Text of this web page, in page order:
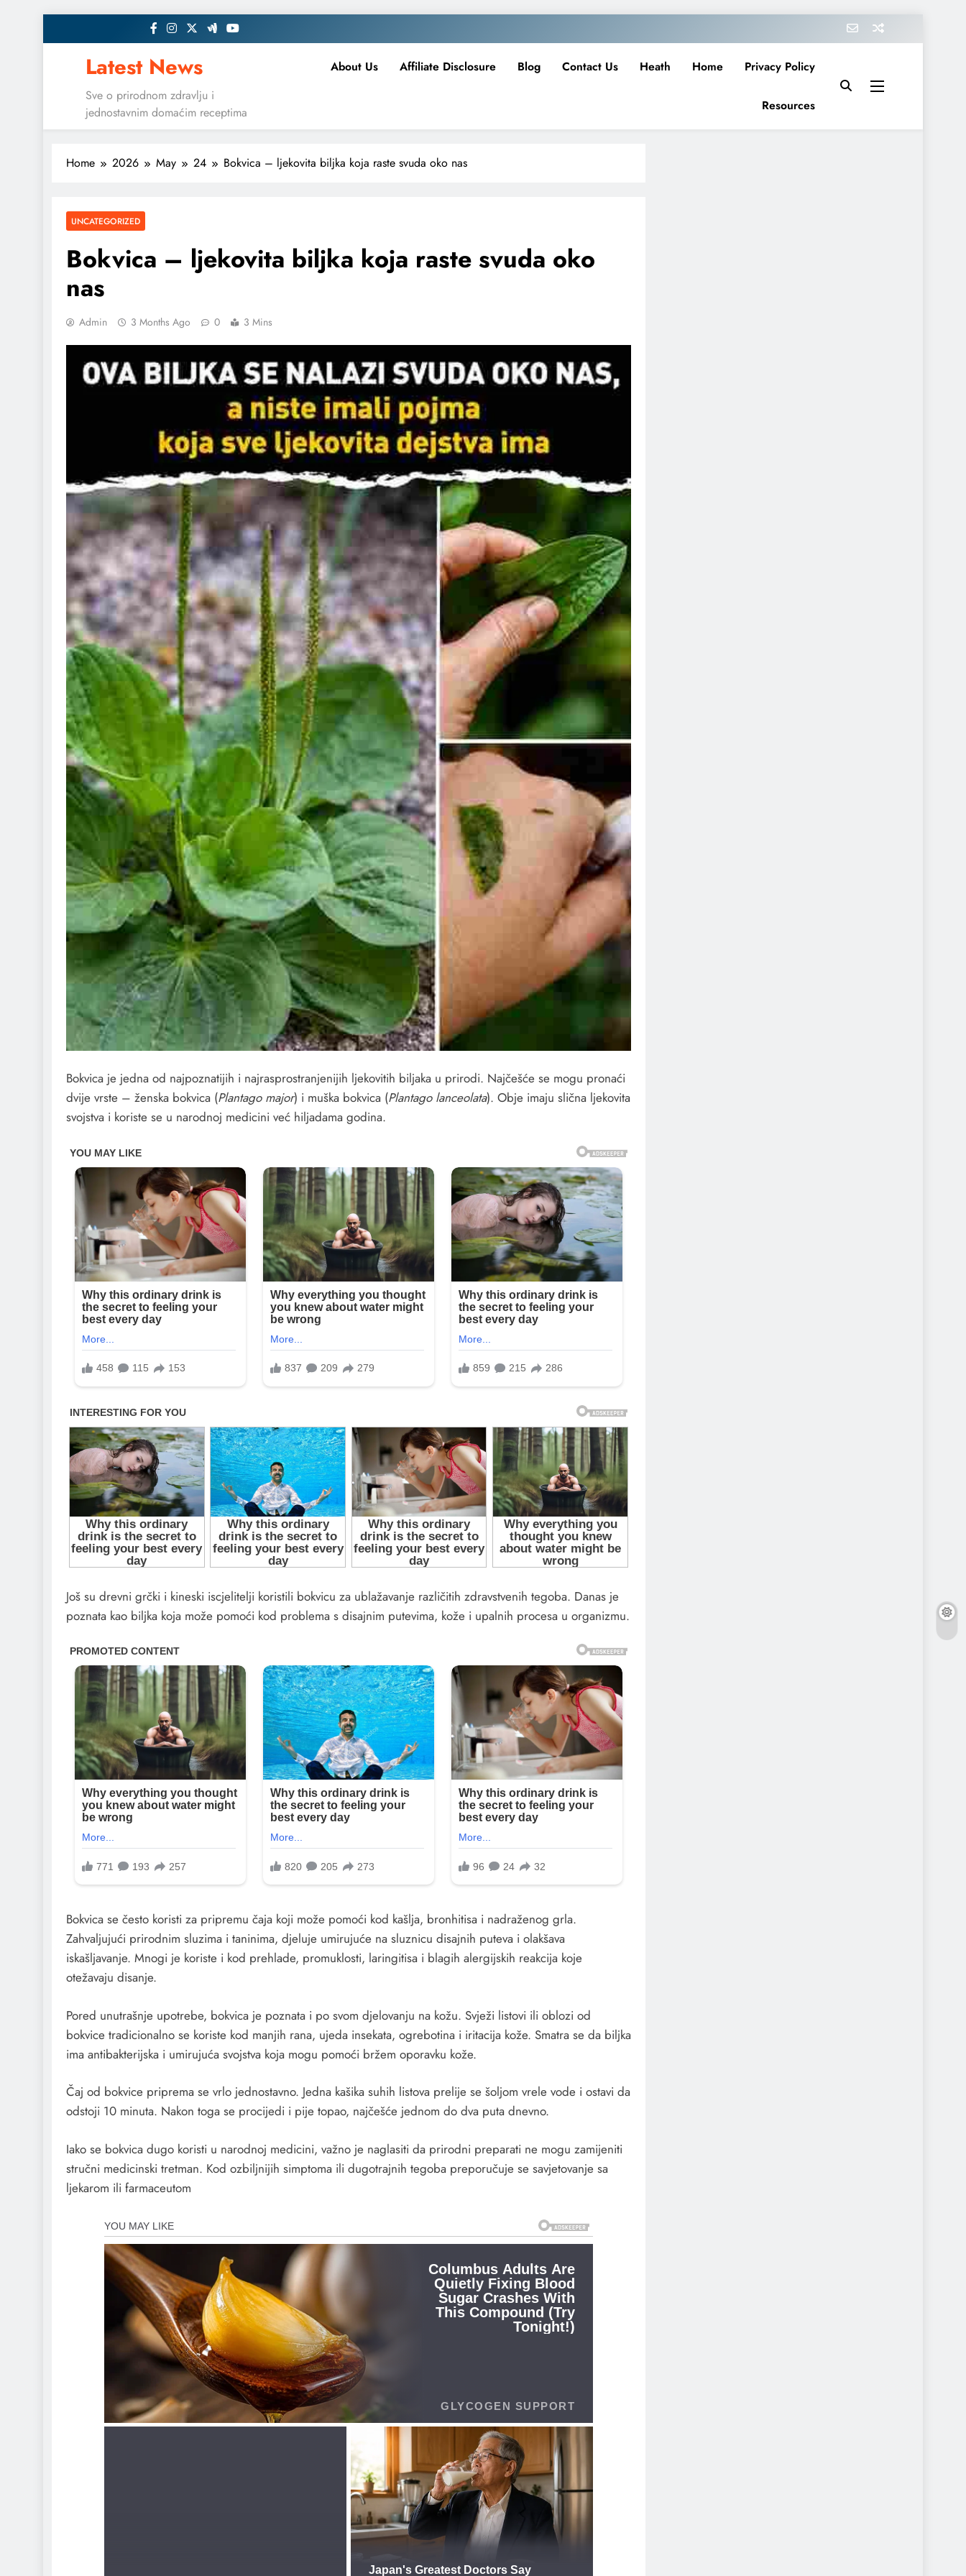
to
Latest News
Sve o prirodnom zdravlju i
jednostavnim domaćim receptima
About Us Affiliate Disclosure Blog Contact Us Heath Home Privacy Policy
Resources
Home 2026 May 24 Bokvica – ljekovita biljka koja raste svuda oko nas
UNCATEGORIZED
Bokvica – ljekovita biljka koja raste svuda oko
nas
Admin 3 Months Ago 0 3 Mins
Bokvica je jedna od najpoznatijih i najrasprostranjenijih ljekovitih biljaka u prirodi. Najčešće se mogu pronaći
dvije vrste – ženska bokvica (Plantago major) i muška bokvica (Plantago lanceolata). Obje imaju slična ljekovita
svojstva i koriste se u narodnoj medicini već hiljadama godina.
Još su drevni grčki i kineski iscjelitelji koristili bokvicu za ublažavanje različitih zdravstvenih tegoba. Danas je
poznata kao biljka koja može pomoći kod problema s disajnim putevima, kože i upalnih procesa u organizmu.
Bokvica se često koristi za pripremu čaja koji može pomoći kod kašlja, bronhitisa i nadraženog grla.
Zahvaljujući prirodnim sluzima i taninima, djeluje umirujuće na sluznicu disajnih puteva i olakšava
iskašljavanje. Mnogi je koriste i kod prehlade, promuklosti, laringitisa i blagih alergijskih reakcija koje
otežavaju disanje.
Pored unutrašnje upotrebe, bokvica je poznata i po svom djelovanju na kožu. Svježi listovi ili oblozi od
bokvice tradicionalno se koriste kod manjih rana, ujeda insekata, ogrebotina i iritacija kože. Smatra se da biljka
ima antibakterijska i umirujuća svojstva koja mogu pomoći bržem oporavku kože.
Čaj od bokvice priprema se vrlo jednostavno. Jedna kašika suhih listova prelije se šoljom vrele vode i ostavi da
odstoji 10 minuta. Nakon toga se procijedi i pije topao, najčešće jednom do dva puta dnevno.
Iako se bokvica dugo koristi u narodnoj medicini, važno je naglasiti da prirodni preparati ne mogu zamijeniti
stručni medicinski tretman. Kod ozbiljnijih simptoma ili dugotrajnih tegoba preporučuje se savjetovanje sa
ljekarom ili farmaceutom